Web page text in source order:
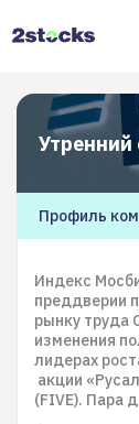
Утренний
Профиль
Индекс
преддверии
рынку труда
изменения
лидерах
акции
(FIVE). Пара